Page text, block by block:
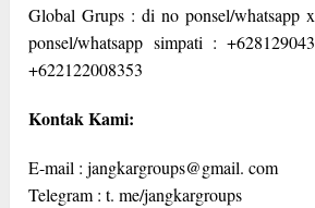
Global Grups : di no ponsel/whatsapp
ponsel/whatsapp simpati :
+622122008353
Kontak Kami:
E-mail : jangkargroups@gmail. com
Telegram : t. me/jangkargroups